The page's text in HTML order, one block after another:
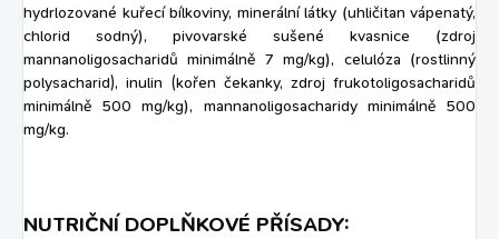
hydrlozované kuřecí bílkoviny, minerální látky (uhličitan vápenatý,
chlorid sodný), pivovarské sušené kvasnice (zdroj
mannanoligosacharidů minimálně 7 mg/kg), celulóza (rostlinný
polysacharid), inulin (kořen čekanky, zdroj frukotoligosacharidů
minimálně 500 mg/kg), mannanoligosacharidy minimálně 500
mg/kg.
NUTRIČNÍ DOPLŇKOVÉ PŘÍSADY: